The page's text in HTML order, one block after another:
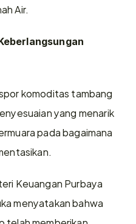
Air.
komoditas tambang
yang menarik
pada bagaimana
Keuangan Purbaya
menyatakan bahwa